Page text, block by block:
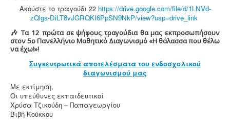
Ακούστε το τραγούδι 22 https://drive.google.com/file/d/1LNVd-
zQlgs-DiLT8vJGRQKI6PpSN9NkP/view?usp=drive_link
🎶Τα 12 πρώτα σε ψήφους τραγούδια θα μας εκπροσωπήσουν
στον 5ο Πανελλήνιο Μαθητικό Διαγωνισμό «Η θάλασσα που θέλω
να έχω!»!
Συγκεντρωτικά αποτελέσματα του ενδοσχολικού
διαγωνισμού μας
Με εκτίμηση,
Οι υπεύθυνες εκπαιδευτικοί
Χρύσα Τζικούδη – Παπαγεωργίου
Βιβή Κούκκου